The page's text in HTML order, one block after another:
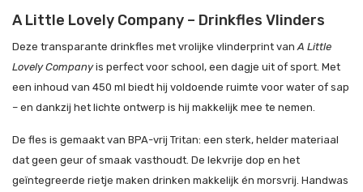
A Little Lovely Company – Drinkfles Vlinders
Deze transparante drinkfles met vrolijke vlinderprint van A Little
Lovely Companyis perfect voor school, een dagje uit of sport. Met
een inhoud van 450 ml biedt hij voldoende ruimte voor water of sap
– en dankzij het lichte ontwerp is hij makkelijk mee te nemen.
De fles is gemaakt van BPA-vrij Tritan: een sterk, helder materiaal
dat geen geur of smaak vasthoudt. De lekvrije dop en het
geïntegreerde rietje maken drinken makkelijk én morsvrij. Handwas